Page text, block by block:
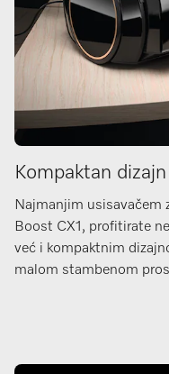
Kompaktan dizajn
Najmanjim usisavačem
Boost CX1, profitirate
već i kompaktnim
malom stambenom